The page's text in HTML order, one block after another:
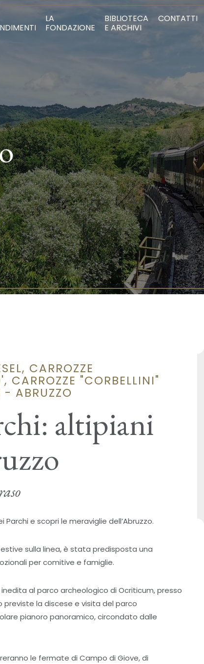
LA
FONDAZIONE
BIBLIOTECA
E ARCHIVI
CONTATTI
CARROZZE
CARROZZE "CORBELLINI"
ABRUZZO
altipiani
e scopri le meraviglie dell’Abruzzo.
sulla linea, è stata predisposta una
per comitive e famiglie.
al parco archeologico di Ocriticum, presso
la discese e visita del parco
pianoro panoramico, circondato dalle
le fermate di Campo di Giove, di